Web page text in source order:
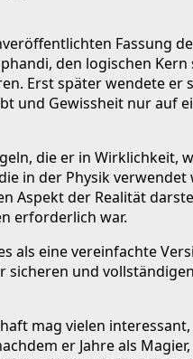
Fassung
den logischen
Erst später wendete
und Gewissheit nur auf
die er in
in der Physik
Aspekt der Realität
erforderlich war.
als eine vereinfachte
und
mag vielen
er Jahre als